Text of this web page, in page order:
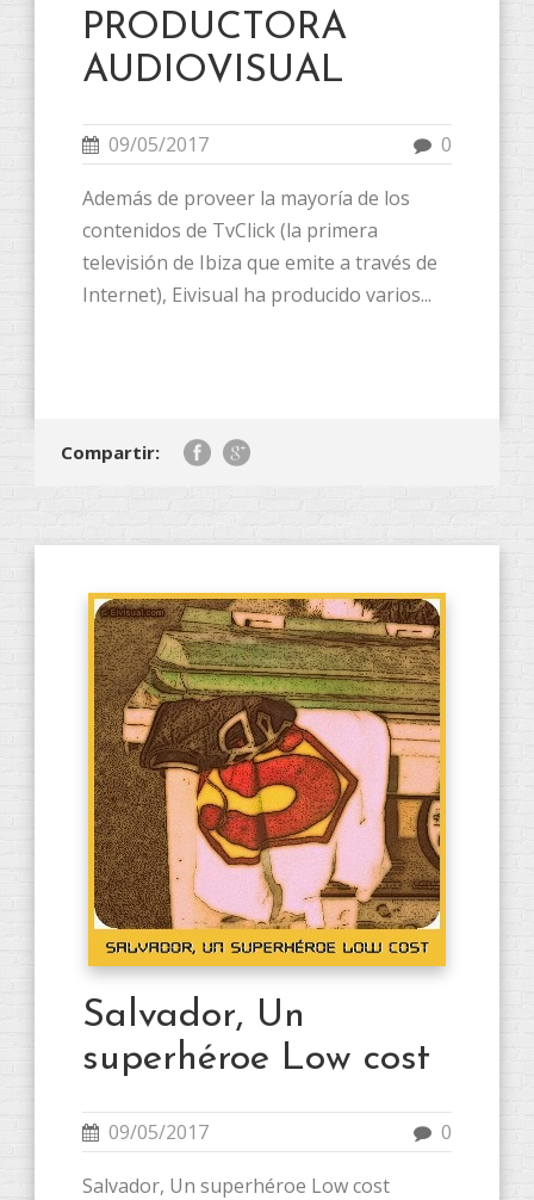
PRODUCTORA
AUDIOVISUAL
09/05/2017 0
Además de proveer la mayoría de los
contenidos de TvClick (la primera
televisión de Ibiza que emite a través de
Internet), Eivisual ha producido varios...
Compartir:
Salvador, Un
superhéroe Low cost
09/05/2017 0
Salvador, Un superhéroe Low cost